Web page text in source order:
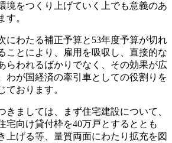
境をつくり上げていく上でも意義のあ
す。
わたる補正予算と53年度予算が切れ
ことにより、雇用を吸収し、直接的な
らわれるばかりでなく、その効果が広
わが国経済の牽引車としての役割りを
ております。
ましては、まず住宅建設について、
宅向け貸付枠を40万戸とするととも
上げる等、量質両面にわたり拡充を図